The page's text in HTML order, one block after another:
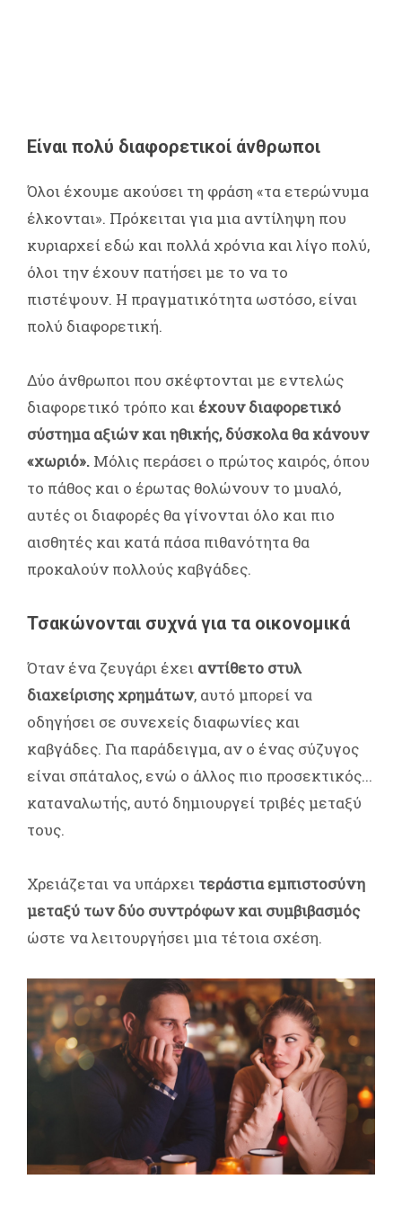
Είναι πολύ διαφορετικοί άνθρωποι
Όλοι έχουμε ακούσει τη φράση «τα ετερώνυμα
έλκονται». Πρόκειται για μια αντίληψη που
κυριαρχεί εδώ και πολλά χρόνια και λίγο πολύ,
όλοι την έχουν πατήσει με το να το
πιστέψουν. Η πραγματικότητα ωστόσο, είναι
πολύ διαφορετική.
Δύο άνθρωποι που σκέφτονται με εντελώς
διαφορετικό τρόπο και έχουν διαφορετικό
σύστημα αξιών και ηθικής, δύσκολα θα κάνουν
«χωριό». Μόλις περάσει ο πρώτος καιρός, όπου
το πάθος και ο έρωτας θολώνουν το μυαλό,
αυτές οι διαφορές θα γίνονται όλο και πιο
αισθητές και κατά πάσα πιθανότητα θα
προκαλούν πολλούς καβγάδες.
Τσακώνονται συχνά για τα οικονομικά
Όταν ένα ζευγάρι έχει αντίθετο στυλ
διαχείρισης χρημάτων, αυτό μπορεί να
οδηγήσει σε συνεχείς διαφωνίες και
καβγάδες. Για παράδειγμα, αν ο ένας σύζυγος
είναι σπάταλος, ενώ ο άλλος πιο προσεκτικός...
καταναλωτής, αυτό δημιουργεί τριβές μεταξύ
τους.
Χρειάζεται να υπάρχει τεράστια εμπιστοσύνη
μεταξύ των δύο συντρόφων και συμβιβασμός
ώστε να λειτουργήσει μια τέτοια σχέση.